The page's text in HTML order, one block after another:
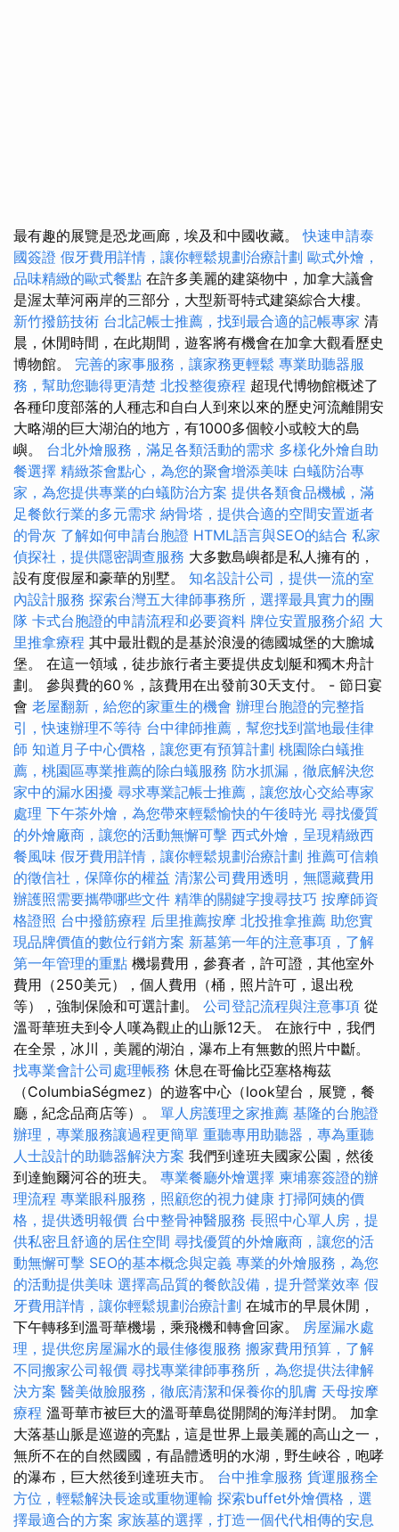
最有趣的展覽是恐龙画廊，埃及和中國收藏。快速申請泰
國簽證 假牙費用詳情，讓你輕鬆規劃治療計劃 歐式外燴，
品味精緻的歐式餐點 在許多美麗的建築物中，加拿大議會
是渥太華河兩岸的三部分，大型新哥特式建築綜合大樓。
新竹撥筋技術 台北記帳士推薦，找到最合適的記帳專家 清
晨，休閒時間，在此期間，遊客將有機會在加拿大觀看歷史
博物館。 完善的家事服務，讓家務更輕鬆 專業助聽器服
務，幫助您聽得更清楚 北投整復療程 超現代博物館概述了
各種印度部落的人種志和自白人到來以來的歷史河流離開安
大略湖的巨大湖泊的地方，有1000多個較小或較大的島
嶼。 台北外燴服務，滿足各類活動的需求 多樣化外燴自助
餐選擇 精緻茶會點心，為您的聚會增添美味 白蟻防治專
家，為您提供專業的白蟻防治方案 提供各類食品機械，滿
足餐飲行業的多元需求 納骨塔，提供合適的空間安置逝者
的骨灰 了解如何申請台胞證 HTML語言與SEO的結合 私家
偵探社，提供隱密調查服務 大多數島嶼都是私人擁有的，
設有度假屋和豪華的別墅。 知名設計公司，提供一流的室
內設計服務 探索台灣五大律師事務所，選擇最具實力的團
隊 卡式台胞證的申請流程和必要資料 牌位安置服務介紹 大
里推拿療程 其中最壯觀的是基於浪漫的德國城堡的大膽城
堡。 在這一領域，徒步旅行者主要提供皮划艇和獨木舟計
劃。 參與費的60％，該費用在出發前30天支付。 - 節日宴
會 老屋翻新，給您的家重生的機會 辦理台胞證的完整指
引，快速辦理不等待 台中律師推薦，幫您找到當地最佳律
師 知道月子中心價格，讓您更有預算計劃 桃園除白蟻推
薦，桃園區專業推薦的除白蟻服務 防水抓漏，徹底解決您
家中的漏水困擾 尋求專業記帳士推薦，讓您放心交給專家
處理 下午茶外燴，為您帶來輕鬆愉快的午後時光 尋找優質
的外燴廠商，讓您的活動無懈可擊 西式外燴，呈現精緻西
餐風味 假牙費用詳情，讓你輕鬆規劃治療計劃 推薦可信賴
的徵信社，保障你的權益 清潔公司費用透明，無隱藏費用
辦護照需要攜帶哪些文件 精準的關鍵字搜尋技巧 按摩師資
格證照 台中撥筋療程 后里推薦按摩 北投推拿推薦 助您實
現品牌價值的數位行銷方案 新墓第一年的注意事項，了解
第一年管理的重點 機場費用，參賽者，許可證，其他室外
費用（250美元），個人費用（桶，照片許可，退出稅
等），強制保險和可選計劃。 公司登記流程與注意事項 從
溫哥華班夫到令人嘆為觀止的山脈12天。 在旅行中，我們
在全景，冰川，美麗的湖泊，瀑布上有無數的照片中斷。
找專業會計公司處理帳務 休息在哥倫比亞塞格梅茲
（ColumbiaSégmez）的遊客中心（look望台，展覽，餐
廳，紀念品商店等）。 單人房護理之家推薦 基隆的台胞證
辦理，專業服務讓過程更簡單 重聽專用助聽器，專為重聽
人士設計的助聽器解決方案 我們到達班夫國家公園，然後
到達鮑爾河谷的班夫。 專業餐廳外燴選擇 柬埔寨簽證的辦
理流程 專業眼科服務，照顧您的視力健康 打掃阿姨的價
格，提供透明報價 台中整骨神醫服務 長照中心單人房，提
供私密且舒適的居住空間 尋找優質的外燴廠商，讓您的活
動無懈可擊 SEO的基本概念與定義 專業的外燴服務，為您
的活動提供美味 選擇高品質的餐飲設備，提升營業效率 假
牙費用詳情，讓你輕鬆規劃治療計劃 在城市的早晨休閒，
下午轉移到溫哥華機場，乘飛機和轉會回家。 房屋漏水處
理，提供您房屋漏水的最佳修復服務 搬家費用預算，了解
不同搬家公司報價 尋找專業律師事務所，為您提供法律解
決方案 醫美做臉服務，徹底清潔和保養你的肌膚 天母按摩
療程 溫哥華市被巨大的溫哥華島從開闊的海洋封閉。 加拿
大落基山脈是巡遊的亮點，這是世界上最美麗的高山之一，
無所不在的自然國國，有晶體透明的水湖，野生峽谷，咆哮
的瀑布，巨大然後到達班夫市。 台中推拿服務 貨運服務全
方位，輕鬆解決長途或重物運輸 探索buffet外燴價格，選
擇最適合的方案 家族墓的選擇，打造一個代代相傳的安息